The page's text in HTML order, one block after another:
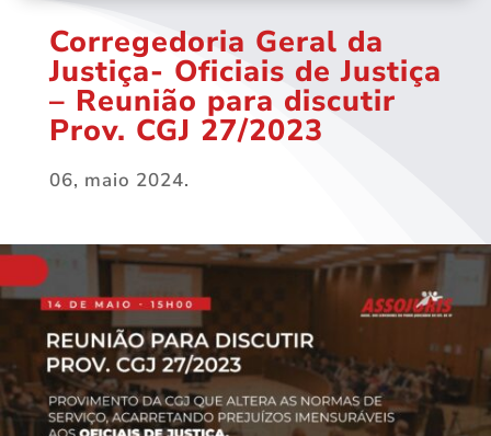
Corregedoria Geral da
Justiça- Oficiais de Justiça
– Reunião para discutir
Prov. CGJ 27/2023
06, maio 2024.